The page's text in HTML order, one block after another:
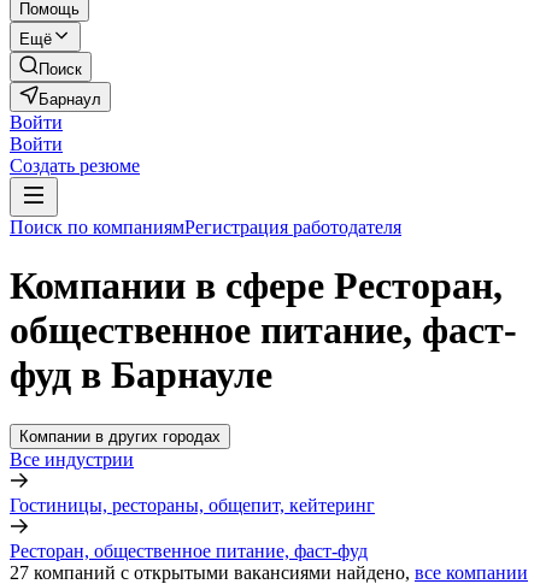
Помощь
Ещё
Поиск
Барнаул
Войти
Войти
Создать резюме
Поиск по компаниямРегистрация работодателя
Компании в сфере Ресторан,
общественное питание, фаст-
фуд в Барнауле
Компании в других городах
Все индустрии
Гостиницы, рестораны, общепит, кейтеринг
Ресторан, общественное питание, фаст-фуд
27 компаний с открытыми вакансиями найдено, все компании